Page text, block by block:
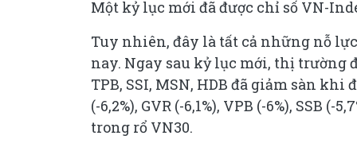
Một kỷ lục mới đã được chỉ số VN-
Tuy nhiên, đây là tất cả những nỗ
nay. Ngay sau kỷ lục mới, thị trường
TPB, SSI, MSN, HDB đã giảm sàn khi
(-6,2%), GVR (-6,1%), VPB (-6%), SSB (-
trong rổ VN30.